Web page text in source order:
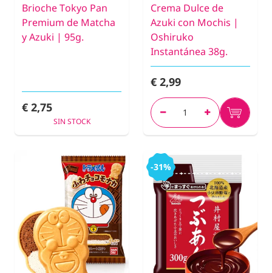
Brioche Tokyo Pan
Premium de Matcha
y Azuki | 95g.
€ 2,75
SIN STOCK
Crema Dulce de
Azuki con Mochis |
Oshiruko
Instantánea 38g.
€ 2,99
-31%